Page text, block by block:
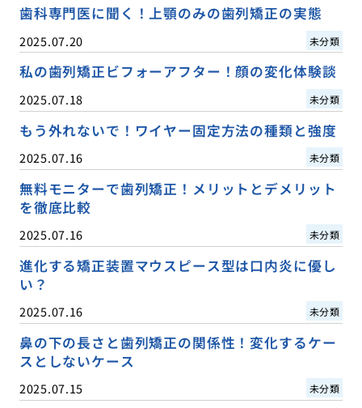
歯科専門医に聞く！上顎のみの歯列矯正の実態
2025.07.20 未分類
私の歯列矯正ビフォーアフター！顔の変化体験談
2025.07.18 未分類
もう外れないで！ワイヤー固定方法の種類と強度
2025.07.16 未分類
無料モニターで歯列矯正！メリットとデメリット
を徹底比較
2025.07.16 未分類
進化する矯正装置マウスピース型は口内炎に優し
い？
2025.07.16 未分類
鼻の下の長さと歯列矯正の関係性！変化するケー
スとしないケース
2025.07.15 未分類